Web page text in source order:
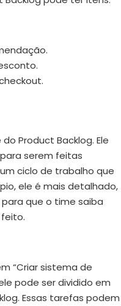
Product Backlog. Ele
serem feitas
ciclo de trabalho que
ele é mais detalhado,
que o time saiba
“Criar sistema de
pode ser dividido em
Essas tarefas podem